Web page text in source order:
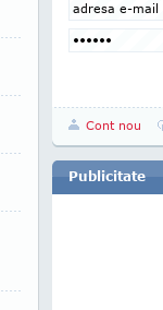
Cont nou
Publicitate